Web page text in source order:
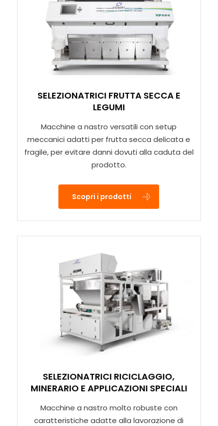
SELEZIONATRICI FRUTTA SECCA E
LEGUMI
Macchine a nastro versatili con setup
meccanici adatti per frutta secca delicata e
fragile, per evitare danni dovuti alla caduta del
prodotto.
Scopri i prodotti
SELEZIONATRICI RICICLAGGIO,
MINERARIO E APPLICAZIONI SPECIALI
Macchine a nastro molto robuste con
caratteristiche adatte alla lavorazione di